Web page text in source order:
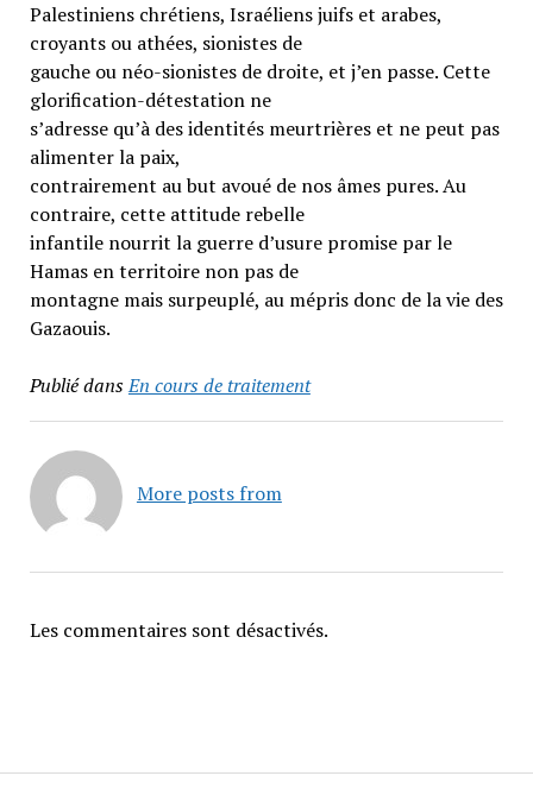
Palestiniens chrétiens, Israéliens juifs et arabes,
croyants ou athées, sionistes de
gauche ou néo-sionistes de droite, et j’en passe. Cette
glorification-détestation ne
s’adresse qu’à des identités meurtrières et ne peut pas
alimenter la paix,
contrairement au but avoué de nos âmes pures. Au
contraire, cette attitude rebelle
infantile nourrit la guerre d’usure promise par le
Hamas en territoire non pas de
montagne mais surpeuplé, au mépris donc de la vie des
Gazaouis.
Publié dansEn cours de traitement
More posts from
Les commentaires sont désactivés.